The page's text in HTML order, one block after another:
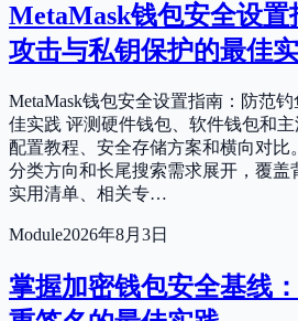
MetaMask钱包安全设置
攻击与私钥保护的最佳
MetaMask钱包安全设置指南：防范
佳实践 评测硬件钱包、软件钱包和
配置教程、安全存储方案和横向对比
分类方向和长尾搜索需求展开，覆盖
实用清单、相关专…
Module2026年8月3日
掌握加密钱包安全基线